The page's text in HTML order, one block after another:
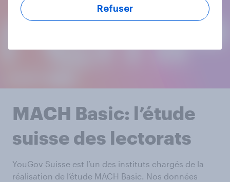
MACH Basic: l’étude
suisse des lectorats
YouGov Suisse est l’un des instituts chargés de la
réalisation de l’étude MACH Basic. Nos données
Refuser